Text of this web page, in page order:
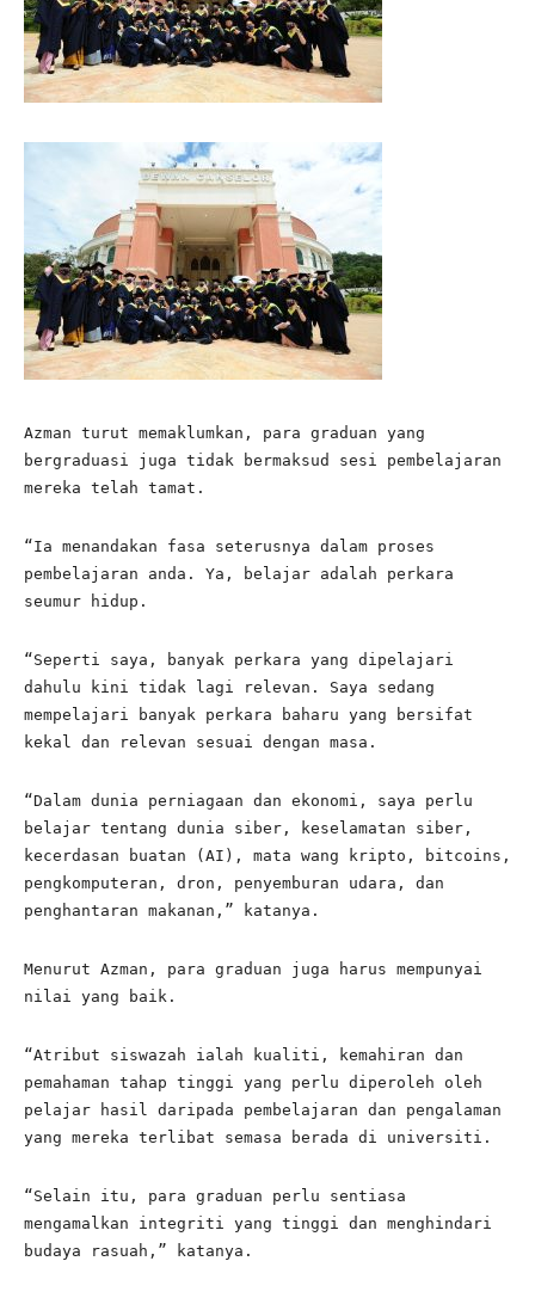
Azman turut memaklumkan, para graduan yang
bergraduasi juga tidak bermaksud sesi pembelajaran
mereka telah tamat.
“Ia menandakan fasa seterusnya dalam proses
pembelajaran anda. Ya, belajar adalah perkara
seumur hidup.
“Seperti saya, banyak perkara yang dipelajari
dahulu kini tidak lagi relevan. Saya sedang
mempelajari banyak perkara baharu yang bersifat
kekal dan relevan sesuai dengan masa.
“Dalam dunia perniagaan dan ekonomi, saya perlu
belajar tentang dunia siber, keselamatan siber,
kecerdasan buatan (AI), mata wang kripto, bitcoins,
pengkomputeran, dron, penyemburan udara, dan
penghantaran makanan,” katanya.
Menurut Azman, para graduan juga harus mempunyai
nilai yang baik.
“Atribut siswazah ialah kualiti, kemahiran dan
pemahaman tahap tinggi yang perlu diperoleh oleh
pelajar hasil daripada pembelajaran dan pengalaman
yang mereka terlibat semasa berada di universiti.
“Selain itu, para graduan perlu sentiasa
mengamalkan integriti yang tinggi dan menghindari
budaya rasuah,” katanya.